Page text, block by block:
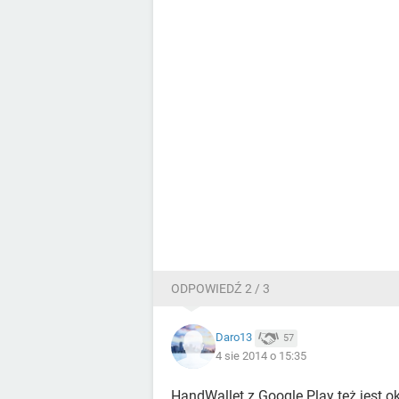
ODPOWIEDŹ 2 / 3
Daro13 57
4 sie 2014 o 15:35